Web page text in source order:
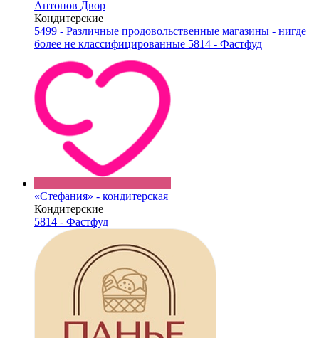
Антонов Двор
Кондитерские
5499 - Различные продовольственные магазины - нигде
более не классифицированные 5814 - Фастфуд
«Стефания» - кондитерская
Кондитерские
5814 - Фастфуд